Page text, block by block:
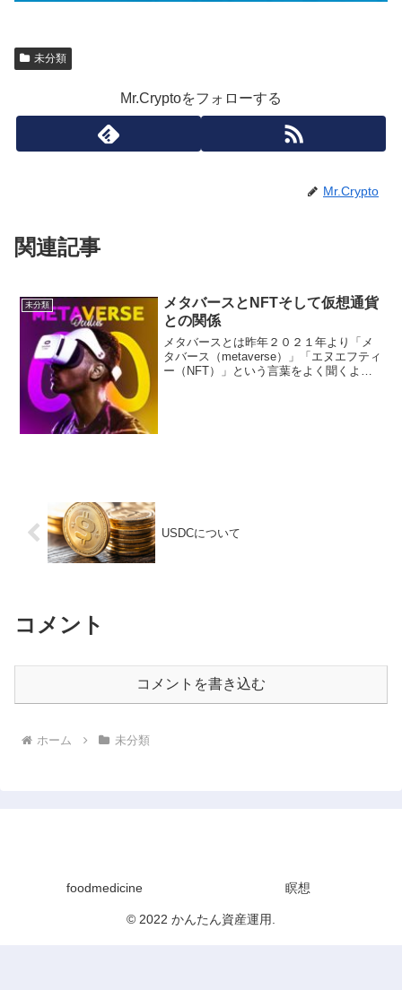
未分類
Mr.Cryptoをフォローする
Mr.Crypto
関連記事
未分類
メタバースとNFTそして仮想通貨
との関係
メタバースとは昨年２０２１年より「メ
タバース（metaverse）」「エヌエフティ
ー（NFT）」という言葉をよく聞くよう
USDCについて
コメント
コメントを書き込む
ホーム 未分類
foodmedicine 瞑想
© 2022 かんたん資産運用.